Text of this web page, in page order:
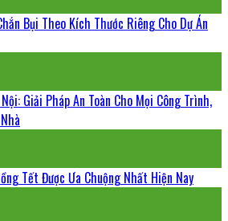
Bụi Theo Kích Thước Riêng Cho Dự Án
Giải Pháp An Toàn Cho Mọi Công Trình,
Tết Được Ưa Chuộng Nhất Hiện Nay